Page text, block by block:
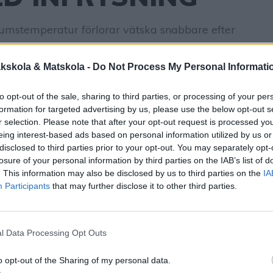
& Matskola - Do Not Process My Personal
opt-out of the sale, sharing to third parties, or processing of your
for targeted advertising by us, please use the below opt-out
selection. Please note that after your opt-out request is processed
interest-based ads based on personal information utilized by us
to third parties prior to your opt-out. You may separately
of your personal information by third parties on the IAB’s list of
This information may also be disclosed by us to third parties on the
Participants that may further disclose it to other third parties.
Data Processing Opt Outs
opt-out of the Sharing of my personal data.
förlorar vätska snabbare efter
De drabbas av uttorkning vilket gör att
texturen och konsistensen blir trist. Man
bären genom att förvara dem i kylen. Men
mer än ett par dagar bör man frysa in dem.